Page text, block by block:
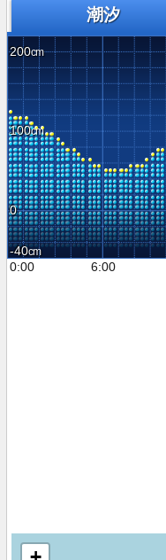
潮汐
200
100
0
-40
0:00
6:00